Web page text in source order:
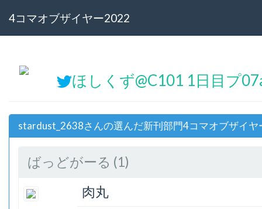
4コマオブザイヤー2022
ほしくず@C101 1日目プ
stardust_2638さんの選んだ新刊部門4コマオブザイ
ばっどがーる (1)
肉丸